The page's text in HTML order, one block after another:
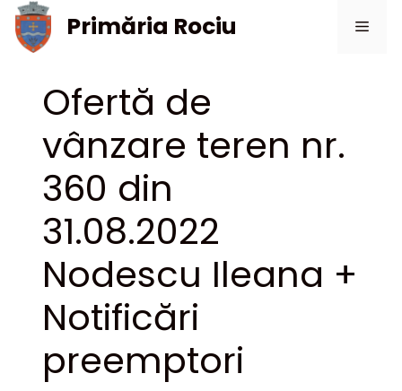
Sari
conținut
Primăria Rociu
Ofertă de
vânzare teren nr.
360 din
31.08.2022
Nodescu Ileana +
Notificări
preemptori